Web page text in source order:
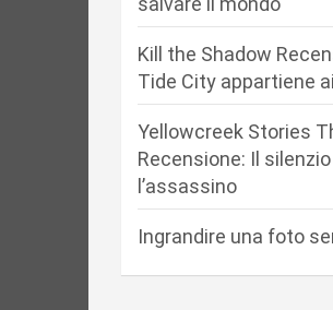
Kill the Shadow
Tide City appartiene
Yellowcreek Stories
Recensione: Il
l’assassino
Ingrandire una foto